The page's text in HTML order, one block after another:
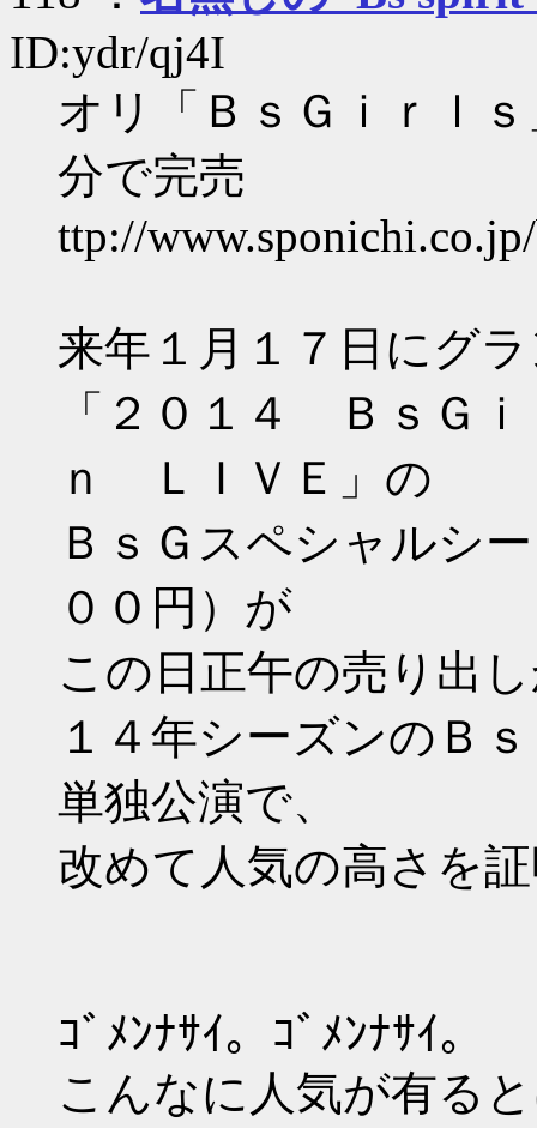
ID:ydr/qj4I
オリ「ＢｓＧｉｒｌ
分で完売
ttp://
来年１月１７日にグ
「２０１４ ＢｓＧ
ｎ ＬＩＶＥ」の
ＢｓＧスペシャルシ
００円）が
この日正午の売り出
１４年シーズンのＢ
単独公演で、
改めて人気の高さを
ｺﾞﾒﾝﾅｻｲ。ｺﾞﾒﾝﾅｻｲ。
こんなに人気が有る